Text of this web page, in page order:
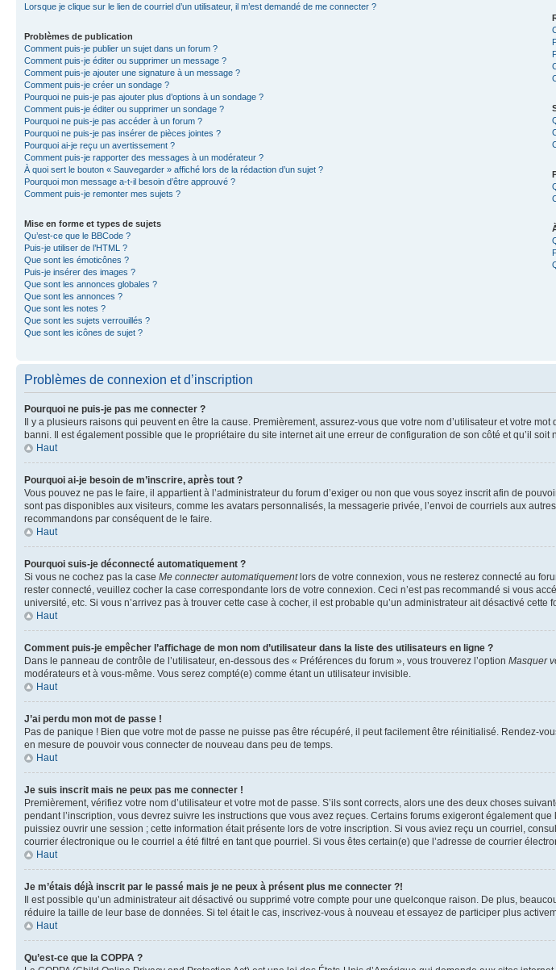
Lorsque je clique sur le lien de courriel d’un utilisateur, il m’est demandé de me connecter ?
Problèmes de publication
Comment puis-je publier un sujet dans un forum ?
Comment puis-je éditer ou supprimer un message ?
Comment puis-je ajouter une signature à un message ?
Comment puis-je créer un sondage ?
Pourquoi ne puis-je pas ajouter plus d’options à un sondage ?
Comment puis-je éditer ou supprimer un sondage ?
Pourquoi ne puis-je pas accéder à un forum ?
Pourquoi ne puis-je pas insérer de pièces jointes ?
Pourquoi ai-je reçu un avertissement ?
Comment puis-je rapporter des messages à un modérateur ?
À quoi sert le bouton « Sauvegarder » affiché lors de la rédaction d’un sujet ?
Pourquoi mon message a-t-il besoin d’être approuvé ?
Comment puis-je remonter mes sujets ?
Mise en forme et types de sujets
Qu’est-ce que le BBCode ?
Puis-je utiliser de l’HTML ?
Que sont les émoticônes ?
Puis-je insérer des images ?
Que sont les annonces globales ?
Que sont les annonces ?
Que sont les notes ?
Que sont les sujets verrouillés ?
Que sont les icônes de sujet ?
Problèmes de connexion et d’inscription
Pourquoi ne puis-je pas me connecter ?
Il y a plusieurs raisons qui peuvent en être la cause. Premièrement, assurez-vous que votre nom d’utilisateur et votre
banni. Il est également possible que le propriétaire du site internet ait une erreur de configuration de son côté et qu’il soit
Haut
Pourquoi ai-je besoin de m’inscrire, après tout ?
Vous pouvez ne pas le faire, il appartient à l’administrateur du forum d’exiger ou non que vous soyez inscrit afin de
sont pas disponibles aux visiteurs, comme les avatars personnalisés, la messagerie privée, l’envoi de courriels aux
recommandons par conséquent de le faire.
Haut
Pourquoi suis-je déconnecté automatiquement ?
Si vous ne cochez pas la case Me connecter automatiquementlors de votre connexion, vous ne resterez connecté au
rester connecté, veuillez cocher la case correspondante lors de votre connexion. Ceci n’est pas recommandé si vous
université, etc. Si vous n’arrivez pas à trouver cette case à cocher, il est probable qu’un administrateur ait désactivé cette
Haut
Comment puis-je empêcher l’affichage de mon nom d’utilisateur dans la liste des utilisateurs en ligne ?
Dans le panneau de contrôle de l’utilisateur, en-dessous des « Préférences du forum », vous trouverez l’option Masquer
modérateurs et à vous-même. Vous serez compté(e) comme étant un utilisateur invisible.
Haut
J’ai perdu mon mot de passe !
Pas de panique ! Bien que votre mot de passe ne puisse pas être récupéré, il peut facilement être réinitialisé. Rendez-
en mesure de pouvoir vous connecter de nouveau dans peu de temps.
Haut
Je suis inscrit mais ne peux pas me connecter !
Premièrement, vérifiez votre nom d’utilisateur et votre mot de passe. S’ils sont corrects, alors une des deux choses
pendant l’inscription, vous devrez suivre les instructions que vous avez reçues. Certains forums exigeront également
puissiez ouvrir une session ; cette information était présente lors de votre inscription. Si vous aviez reçu un courriel,
courrier électronique ou le courriel a été filtré en tant que pourriel. Si vous êtes certain(e) que l’adresse de courrier
Haut
Je m’étais déjà inscrit par le passé mais je ne peux à présent plus me connecter ?!
Il est possible qu’un administrateur ait désactivé ou supprimé votre compte pour une quelconque raison. De plus,
réduire la taille de leur base de données. Si tel était le cas, inscrivez-vous à nouveau et essayez de participer plus
Haut
Qu’est-ce que la COPPA ?